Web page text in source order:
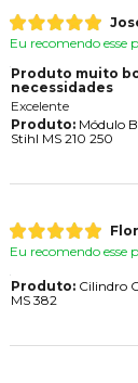
Eu recomendo esse
Produto muito
necessidades
Excelente
Produto:Módulo
Stihl MS 210 250
Eu recomendo esse
Produto:Cilindro
MS 382